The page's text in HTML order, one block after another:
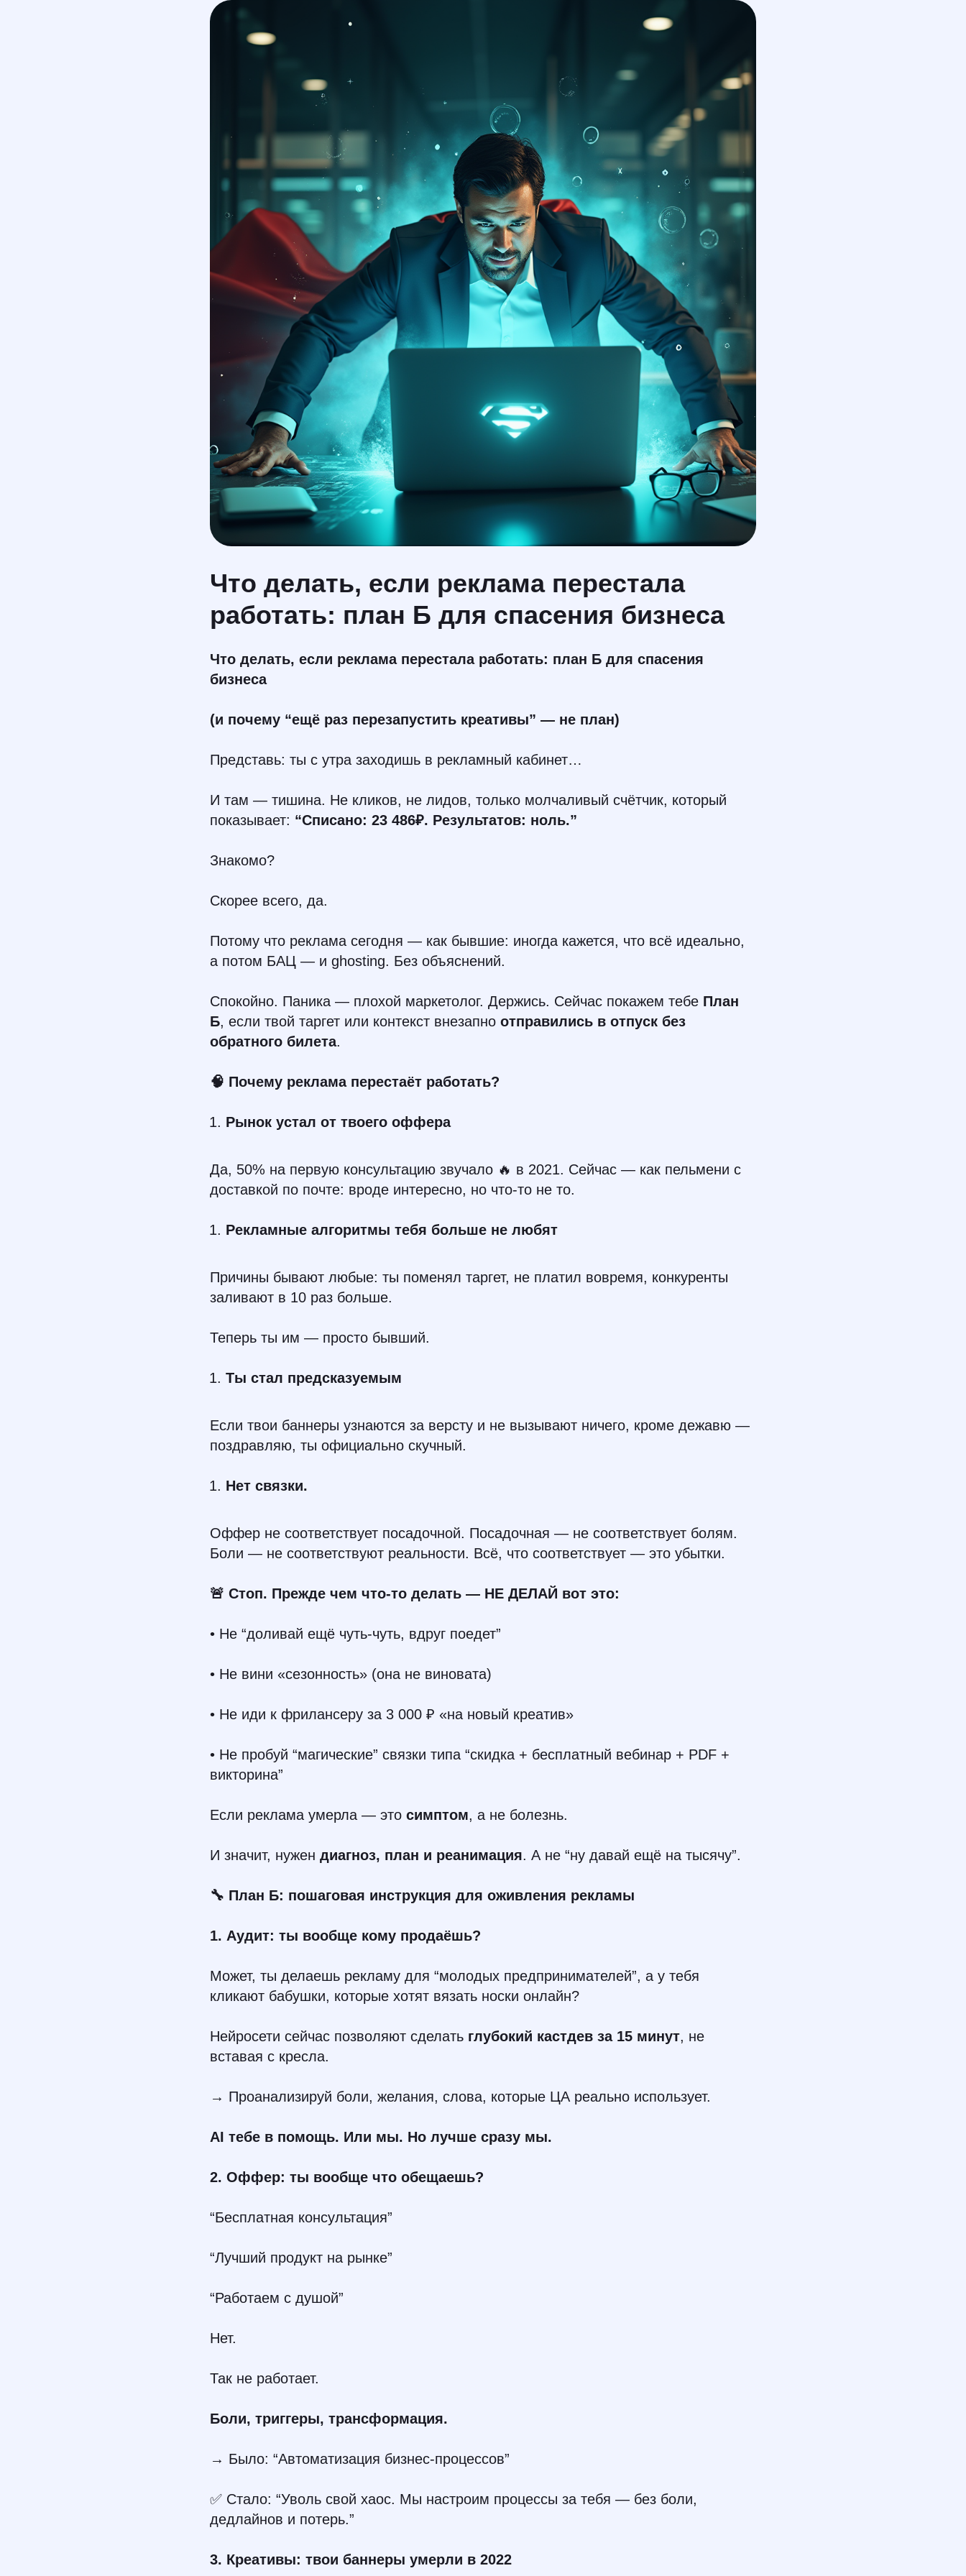
En
кейсы
Что делать, если реклама перестала
работать: план Б для спасения бизнеса
Что делать, если реклама перестала работать: план Б для спасения
бизнеса
(и почему “ещё раз перезапустить креативы” — не план)
Представь: ты с утра заходишь в рекламный кабинет…
И там — тишина. Не кликов, не лидов, только молчаливый счётчик, который
показывает: “Списано: 23 486₽. Результатов: ноль.”
Знакомо?
Скорее всего, да.
Потому что реклама сегодня — как бывшие: иногда кажется, что всё идеально,
а потом БАЦ — и ghosting. Без объяснений.
Спокойно. Паника — плохой маркетолог. Держись. Сейчас покажем тебе План
Б, если твой таргет или контекст внезапно отправились в отпуск без
обратного билета.
🧠 Почему реклама перестаёт работать?
Рынок устал от твоего оффера
Да, 50% на первую консультацию звучало 🔥 в 2021. Сейчас — как пельмени с
доставкой по почте: вроде интересно, но что-то не то.
Рекламные алгоритмы тебя больше не любят
Причины бывают любые: ты поменял таргет, не платил вовремя, конкуренты
заливают в 10 раз больше.
Теперь ты им — просто бывший.
Ты стал предсказуемым
Если твои баннеры узнаются за версту и не вызывают ничего, кроме дежавю —
поздравляю, ты официально скучный.
Нет связки.
Оффер не соответствует посадочной. Посадочная — не соответствует болям.
Боли — не соответствуют реальности. Всё, что соответствует — это убытки.
🚨 Стоп. Прежде чем что-то делать — НЕ ДЕЛАЙ вот это:
• Не “доливай ещё чуть-чуть, вдруг поедет”
• Не вини «сезонность» (она не виновата)
• Не иди к фрилансеру за 3 000 ₽ «на новый креатив»
• Не пробуй “магические” связки типа “скидка + бесплатный вебинар + PDF +
викторина”
Если реклама умерла — это симптом, а не болезнь.
И значит, нужен диагноз, план и реанимация. А не “ну давай ещё на тысячу”.
🔧 План Б: пошаговая инструкция для оживления рекламы
1. Аудит: ты вообще кому продаёшь?
Может, ты делаешь рекламу для “молодых предпринимателей”, а у тебя
кликают бабушки, которые хотят вязать носки онлайн?
Нейросети сейчас позволяют сделать глубокий кастдев за 15 минут, не
вставая с кресла.
→ Проанализируй боли, желания, слова, которые ЦА реально использует.
AI тебе в помощь. Или мы. Но лучше сразу мы.
2. Оффер: ты вообще что обещаешь?
“Бесплатная консультация”
“Лучший продукт на рынке”
“Работаем с душой”
Нет.
Так не работает.
Боли, триггеры, трансформация.
→ Было: “Автоматизация бизнес-процессов”
✅ Стало: “Уволь свой хаос. Мы настроим процессы за тебя — без боли,
дедлайнов и потерь.”
3. Креативы: твои баннеры умерли в 2022